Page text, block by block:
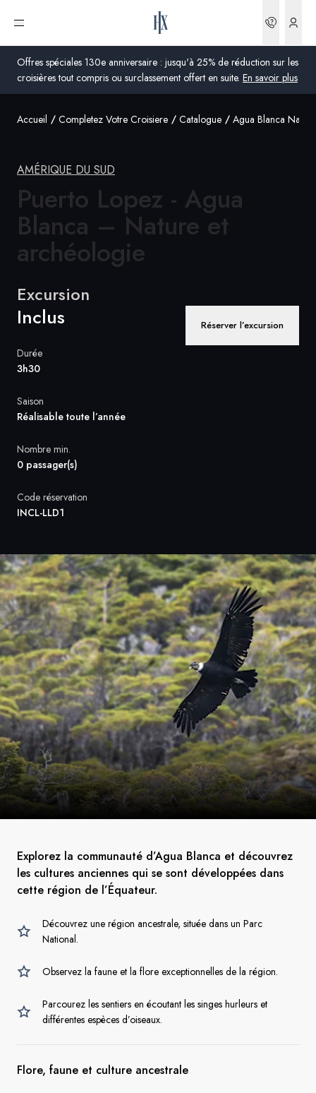
Offres spéciales 130e anniversaire : jusqu'à 25% de réduction sur les
croisières tout compris ou surclassement offert en suite. En savoir plus
Ouvrir le menu
France
Allemagne
France
Norvège
Global
Accueil Completez Votre Croisiere Catalogue Agua Blanca
AMÉRIQUE DU SUD
Puerto Lopez - Agua
Blanca – Nature et
archéologie
Excursion
Inclus Réserver l’excursion
Durée
3h30
Saison
Réalisable toute l’année
Nombre min.
0 passager(s)
Code réservation
INCL-LLD1
Explorez la communauté d’Agua Blanca et découvrez
les cultures anciennes qui se sont développées dans
cette région de l’Équateur.
Découvrez une région ancestrale, située dans un Parc
National.
Observez la faune et la flore exceptionnelles de la région.
Parcourez les sentiers en écoutant les singes hurleurs et
différentes espèces d’oiseaux.
Flore, faune et culture ancestrale